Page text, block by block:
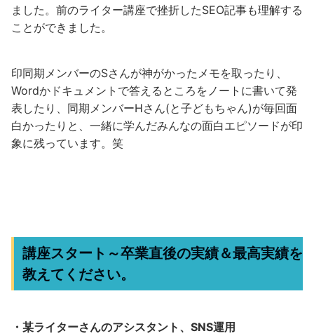
ました。前のライター講座で挫折したSEO記事も理解する
ことができました。
印同期メンバーのSさんが神がかったメモを取ったり、
Wordかドキュメントで答えるところをノートに書いて発
表したり、同期メンバーHさん(と子どもちゃん)が毎回面
白かったりと、一緒に学んだみんなの面白エピソードが印
象に残っています。笑
講座スタート～卒業直後の実績＆最高実績を
教えてください。
・某ライターさんのアシスタント、SNS運用